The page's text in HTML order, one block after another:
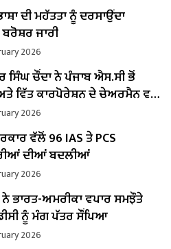
ਦੀ ਮਹੱਤਤਾ ਨੂੰ ਦਰਸਾਉਂਦਾ
ਜਾਰੀ
2026
ਸਿੰਘ ਚੌਂਦਾ ਨੇ ਪੰਜਾਬ ਐਸ.ਸੀ ਭੋਂ
ਵਿੱਤ ਕਾਰਪੋਰੇਸ਼ਨ ਦੇ ਚੇਅਰਮੈਨ ਵਜੋਂ
2026
ਵੱਲੋਂ 96 IAS ਤੇ PCS
ਦੀਆਂ ਬਦਲੀਆਂ
2026
ਭਾਰਤ-ਅਮਰੀਕਾ ਵਪਾਰ ਸਮਝੌਤੇ
ਨੂੰ ਮੰਗ ਪੱਤਰ ਸੌਂਪਿਆ
2026